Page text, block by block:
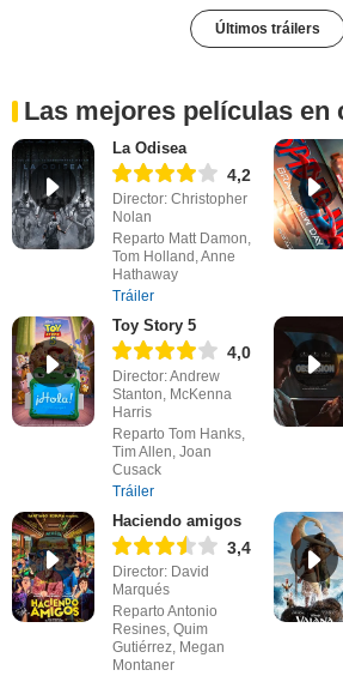
Últimos tráilers
Las mejores películas en
La Odisea
4,2
Director: Christopher
Nolan
Reparto Matt Damon,
Tom Holland, Anne
Hathaway
Tráiler
Toy Story 5
4,0
Director: Andrew
Stanton, McKenna
Harris
Reparto Tom Hanks,
Tim Allen, Joan
Cusack
Tráiler
Haciendo amigos
3,4
Director: David
Marqués
Reparto Antonio
Resines, Quim
Gutiérrez, Megan
Montaner